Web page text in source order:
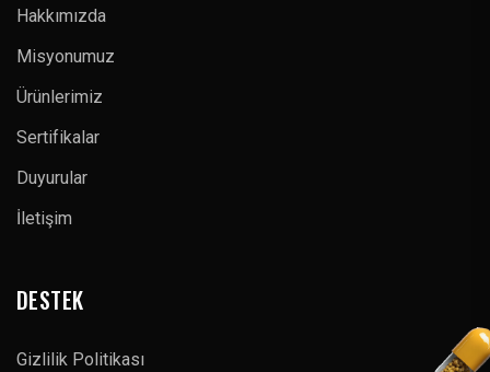
Hakkımızda
Misyonumuz
Ürünlerimiz
Sertifikalar
Duyurular
İletişim
DESTEK
Gizlilik Politikası